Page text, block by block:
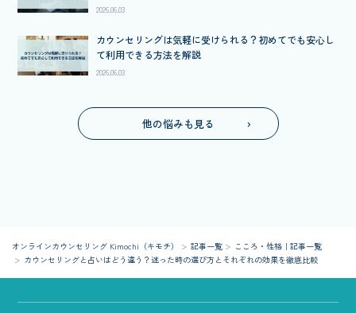
2026.06.03
カウンセリングは気軽に受けられる？初めてでも安心し
て利用できる方法を解説
2026.06.03
他の悩みも見る
オンラインカウンセリング Kimochi（キモチ） 記事一覧
こころ・性格｜記事一覧
カウンセリングと占いはどう違う？迷った時の選び方とそれぞれの効果を徹底比較